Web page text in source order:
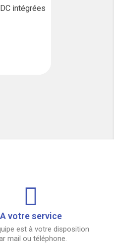
intégrées
A votre service
est à votre disposition
mail ou téléphone.